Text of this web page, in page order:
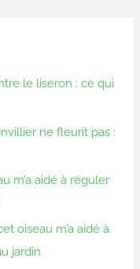
le liseron : ce qui
ne fleurit pas :
m’a aidé à réguler
oiseau m’a aidé à
jardin